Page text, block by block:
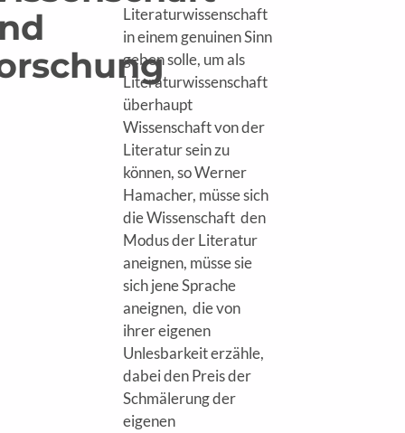
Literaturwissenschaft
in einem genuinen Sinn
geben solle, um als
Literaturwissenschaft
überhaupt
Wissenschaft von der
Literatur sein zu
können, so Werner
Hamacher, müsse sich
die Wissenschaft den
Modus der Literatur
aneignen, müsse sie
sich jene Sprache
aneignen, die von
ihrer eigenen
Unlesbarkeit erzähle,
dabei den Preis der
Schmälerung der
eigenen